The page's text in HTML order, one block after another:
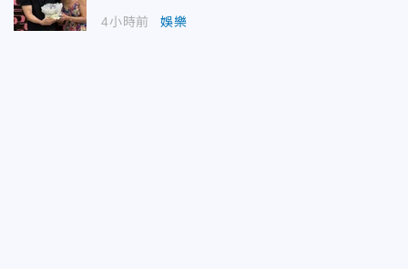
4小時前 娛樂